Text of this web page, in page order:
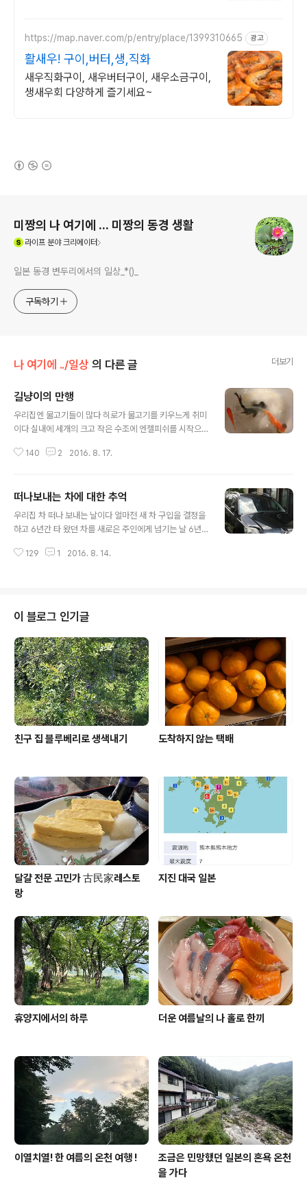
https://map.naver.com/p/entry/place/1399310665 광고
활새우! 구이,버터,생,직화
새우직화구이, 새우버터구이, 새우소금구이,
생새우회 다양하게 즐기세요~
미짱의 나 여기에 ... 미짱의 동경 생활
라이프 분야 크리에이터
일본 동경 변두리에서의 일상_*()_
구독하기
나 여기에 ../일상 의 다른 글 더보기
길냥이의 만행
우리집엔 물고기들이 많다 히로가 물고기를 키우느게 취미
이다 실내에 세개의 크고 작은 수조에 엔젤피쉬를 시작으
어는 미꾸라지까지 16종류의 생물이 물 속에서 살고 있다
붕어들 ) 마당에도 인공 연못과 또 하나의 작은 수조가 있다
마당의 작은 수조에는 미꾸라지가 (미꾸라지도 세 종류의
미꾸라지가 있다 )그리고 인공 연못에는 금붕어와 다나고
마당의 작은 인공연못의 금붕어 우연이 며칠전 마당에 나
140 2 2016. 8. 17.
떠나보내는 차에 대한 추억
우리집 차 떠나 보내는 날이다 얼마전 새 차 구입을 결정을
하고 6년간 타 왔던 차를 새로은 주인에게 넘기는 날 6년
이몇가지 있다 그 첫번째 이야기 어느날 이웃친구 유미상
아들 히로가 또. 또 . 또.일을 낸것이다.뒷 좌석 실내등 켜둔
범인은... 히로다!!어젯밤 부터 하루종일 샐내등을 켜 두었
을테니 시동 안걸리는게 당연 ! 자동차에 대해선 운전만 할
줄 알지 아무것도 모르는 나.엔진 안 걸려. 어떻게.... 유미짱
에게 라인을 보내니유미짱이 바로 나와 주었다. 내일 출장
수리 불..
129 1 2016. 8. 14.
이 블로그 인기글
친구 집 블루베리로 생색내기 도착하지 않는 택배
달걀 전문 고민가 古民家레스토
랑
지진 대국 일본
휴양지에서의 하루 더운 여름날의 나 홀로 한끼
이열치열! 한 여름의 온천 여행 !
조금은 민망했던 일본의 혼욕 온천
을 가다